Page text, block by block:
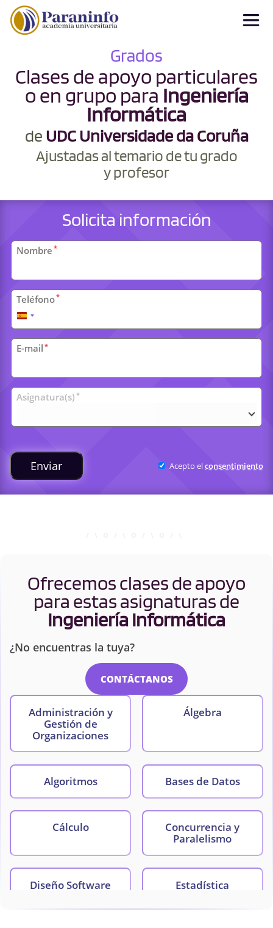
Grados
Clases de apoyo particulares
o en grupo para Ingeniería
Informática
de UDC Universidade da Coruña
Ajustadas al temario de tu grado
y profesor
Solicita información
Datos
personales
Nombre *
Teléfono*
España
+34
E-mail *
Clases
universitarias
Asignatura(s) *
Enviar Acepto elconsentimiento
Ofrecemos clases de apoyo
para estas asignaturas de
Ingeniería Informática
¿No encuentras la tuya?
CONTÁCTANOS
Administración y
Gestión de
Organizaciones
Álgebra
Algoritmos Bases de Datos
Cálculo
Concurrencia y
Paralelismo
Diseño Software Estadística